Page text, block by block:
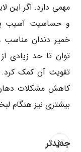
مهمی دارد. اگر این
و حساسیت آسیب
خمیر دندان
توان تا حد زیادی
تقویت آن کمک کرد.
کاهش مشکلات
بیشتری نیز هنگام
جدیدتر